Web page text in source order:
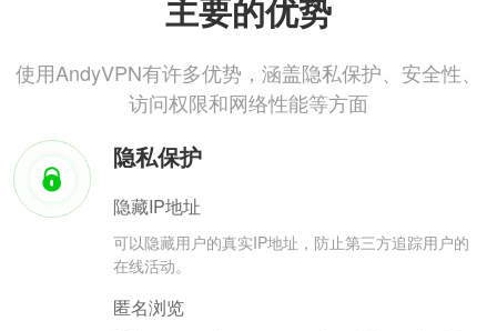
主要的优势
使用AndyVPN有许多优势，涵盖隐私保护、安全性、
访问权限和网络性能等方面
隐私保护
隐藏IP地址
可以隐藏用户的真实IP地址，防止第三方追踪用户的
在线活动。
匿名浏览